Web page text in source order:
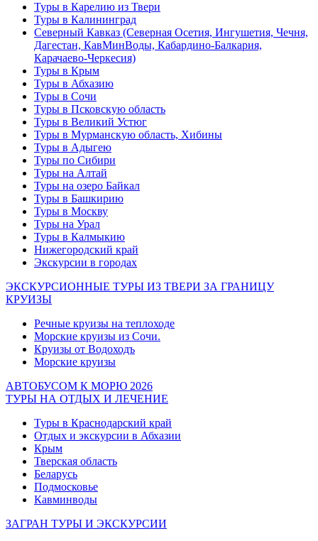
Туры в Карелию из Твери
Туры в Калининград
Северный Кавказ (Северная Осетия, Ингушетия, Чечня,
Дагестан, КавМинВоды, Кабардино-Балкария,
Карачаево-Черкесия)
Туры в Крым
Туры в Абхазию
Туры в Сочи
Туры в Псковскую область
Туры в Великий Устюг
Туры в Мурманскую область, Хибины
Туры в Адыгею
Туры по Сибири
Туры на Алтай
Туры на озеро Байкал
Туры в Башкирию
Туры в Москву
Туры на Урал
Туры в Калмыкию
Нижегородский край
Экскурсии в городах
ЭКСКУРСИОННЫЕ ТУРЫ ИЗ ТВЕРИ ЗА ГРАНИЦУ
КРУИЗЫ
Речные круизы на теплоходе
Морские круизы из Сочи.
Круизы от Водоходъ
Морские круизы
АВТОБУСОМ К МОРЮ 2026
ТУРЫ НА ОТДЫХ И ЛЕЧЕНИЕ
Туры в Краснодарский край
Отдых и экскурсии в Абхазии
Крым
Тверская область
Беларусь
Подмосковье
Кавминводы
ЗАГРАН ТУРЫ И ЭКСКУРСИИ